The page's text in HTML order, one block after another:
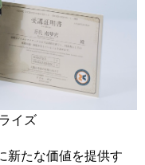
イズ
新たな価値を提供す